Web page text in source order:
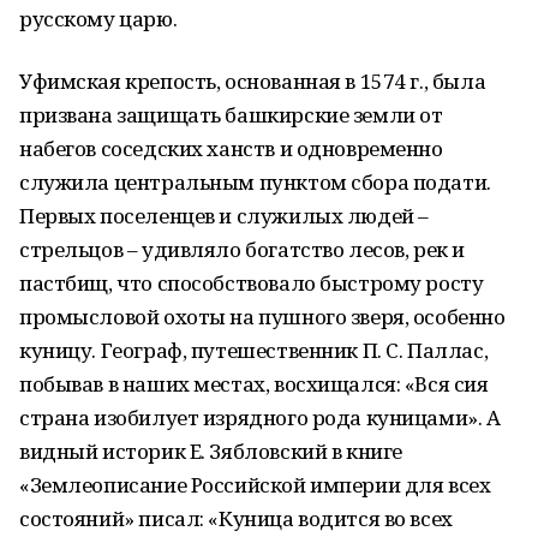
русскому царю.
Уфимская крепость, основанная в 1574 г., была
призвана защищать башкирские земли от
набегов соседских ханств и одновременно
служила центральным пунктом сбора подати.
Первых поселенцев и служилых людей –
стрельцов – удивляло богатство лесов, рек и
пастбищ, что способствовало быстрому росту
промысловой охоты на пушного зверя, особенно
куницу. Географ, путешественник П. С. Паллас,
побывав в наших местах, восхищался: «Вся сия
страна изобилует изрядного рода куницами». А
видный историк Е. Зябловский в книге
«Землеописание Российской империи для всех
состояний» писал: «Куница водится во всех